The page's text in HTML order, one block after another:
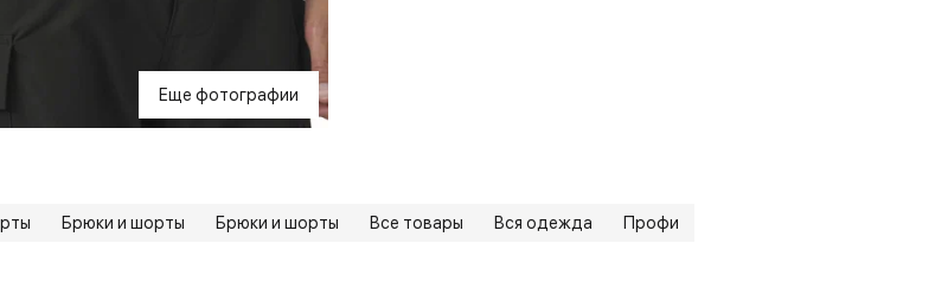
Еще фотографии
Брюки и шорты Брюки и шорты Все товары Вся одежда Профи